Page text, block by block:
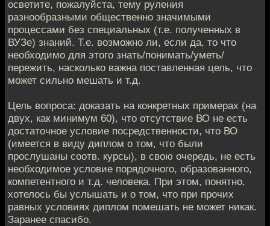
осветите, пожалуйста, тему руления
разнообразными общественно значимыми
процессами без специальных (т.е. полученных в
ВУЗе) знаний. Т.е. возможно ли, если да, то что
необходимо для этого знать/понимать/уметь/
пережить, насколько важна поставленная цель, что
может сильно мешать и т.д.
Цель вопроса: доказать на конкретных примерах (на
двух, как минимум 60), что отсутствие ВО не есть
достаточное условие посредственности, что ВО
(имеется в виду диплом о том, что были
прослушаны соотв. курсы), в свою очередь, не есть
необходимое условие порядочного, образованного,
компетентного и т.д. человека. При этом, понятно,
хотелось бы услышать и о том, что при прочих
равных условиях диплом помешать не может никак.
Заранее спасибо.